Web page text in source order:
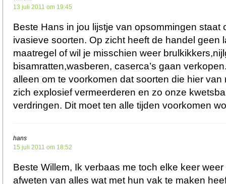
13 juli 2011 om 19:45
Beste Hans in jou lijstje van opsommingen staat
ivasieve soorten. Op zicht heeft de handel geen
maatregel of wil je misschien weer
bisamratten,wasberen, caserca’s gaan
alleen om te voorkomen dat soorten die hier van
zich explosief vermeerderen en zo onze
verdringen. Dit moet ten alle tijden voorkomen
hans
15 juli 2011 om 18:52
Beste Willem, Ik verbaas me toch elke keer
afweten van alles wat met hun vak te maken